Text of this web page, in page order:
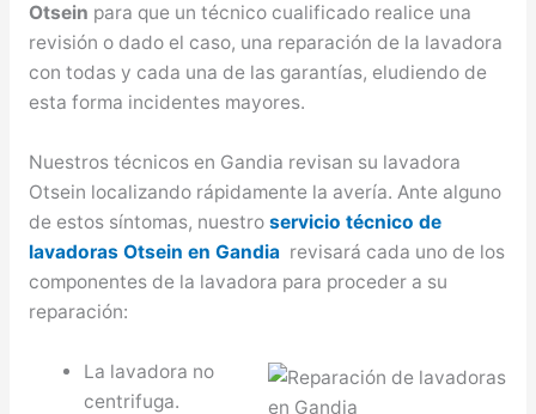
Otsein para que un técnico cualificado realice una
revisión o dado el caso, una reparación de la lavadora
con todas y cada una de las garantías, eludiendo de
esta forma incidentes mayores.
Nuestros técnicos en Gandia revisan su lavadora
Otsein localizando rápidamente la avería. Ante alguno
de estos síntomas, nuestro servicio técnico de
lavadoras Otsein en Gandia revisará cada uno de los
componentes de la lavadora para proceder a su
reparación:
La lavadora no
centrifuga.